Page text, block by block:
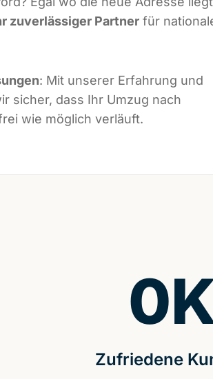
zuverlässiger Partner für
: Mit unserer Erfahrung und
sicher, dass Ihr Umzug nach
wie möglich verläuft.
Zufriedene
0